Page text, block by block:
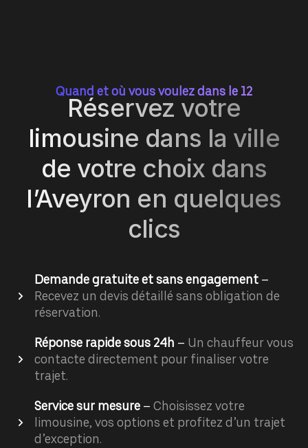
Quand et où vous voulez dans le 12
Réservez votre
limousine dans la ville
de votre choix dans
l’Aveyron en quelques
clics
Demande gratuite et sans engagement –
Recevez un devis détaillé sans obligation de
réservation.
Réponse rapide sous 24h – Un chauffeur vous
contacte directement pour finaliser votre
trajet.
Service sur mesure – Choisissez votre
limousine, vos options et profitez d’un trajet
d’exception.